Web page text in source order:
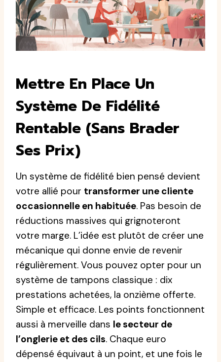
Mettre En Place Un
Système De Fidélité
Rentable (sans Brader
Ses Prix)
Un système de fidélité bien pensé devient
votre allié pour transformer une cliente
occasionnelle en habituée. Pas besoin de
réductions massives qui grignoteront
votre marge. L’idée est plutôt de créer une
mécanique qui donne envie de revenir
régulièrement. Vous pouvez opter pour un
système de tampons classique : dix
prestations achetées, la onzième offerte.
Simple et efficace. Les points fonctionnent
aussi à merveille dans le secteur de
l’onglerie et des cils. Chaque euro
dépensé équivaut à un point, et une fois le